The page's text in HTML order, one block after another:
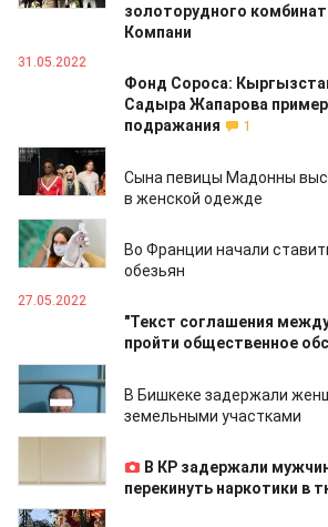
золоторудного
Компани
31.05.2022
Фонд Сороса:
Садыра Жапарова
подражания
1
30.05.2022
Сына певицы Мадонны
в женской одежде
30.05.2022
Во Франции начали
обезьян
27.05.2022
"Текст соглашения
пройти общественное
В Бишкеке задержали
земельными участками
В КР задержали
перекинуть наркотики в
24.05.2022